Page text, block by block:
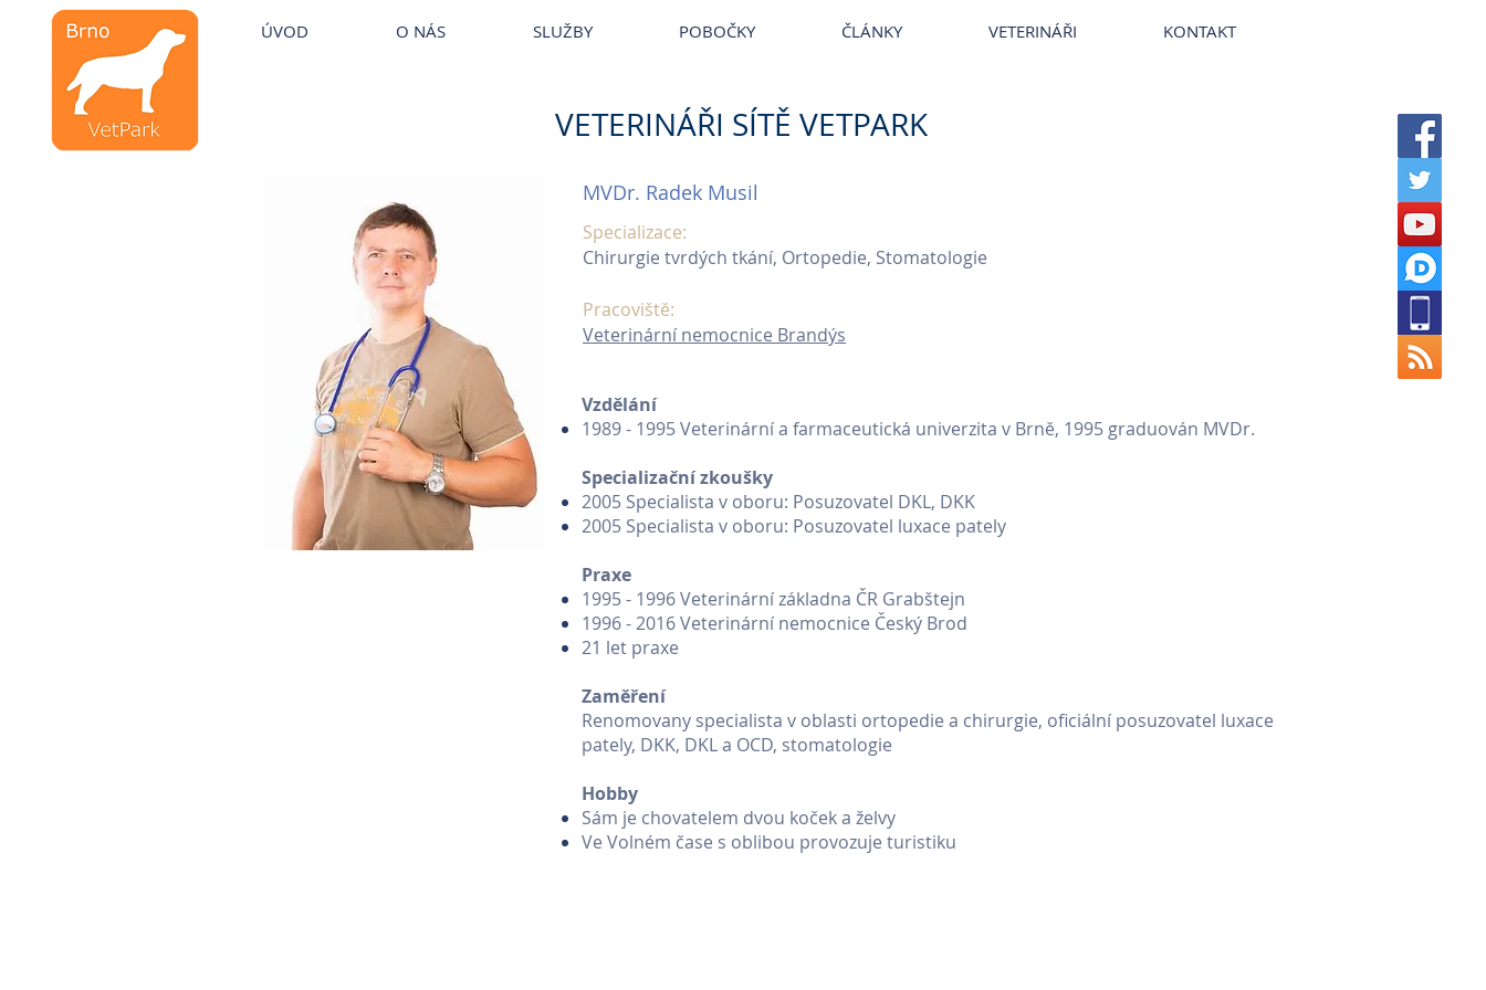
Veterinární klinika
ÚVOD O NÁS SLUŽBY POBOČKY ČLÁNKY VETERINÁŘI KONTAKT
VETERINÁŘI SÍTĚ VETPARK
MVDr. Radek Musil
Specializace:
Chirurgie tvrdých tkání, Ortopedie, Stomatologie
Pracoviště:
Veterinární nemocnice Brandýs
Vzdělání
1989 - 1995 Veterinární a farmaceutická univerzita v Brně, 1995 graduován MVDr.
Specializační zkoušky
2005 Specialista v oboru: Posuzovatel DKL, DKK
2005 Specialista v oboru: Posuzovatel luxace pately
Praxe
1995 - 1996 Veterinární základna ČR Grabštejn
1996 - 2016 Veterinární nemocnice Český Brod
21 let praxe
Zaměření
Renomovany specialista v oblasti ortopedie a chirurgie, oficiální posuzovatel luxace
pately, DKK, DKL a OCD, stomatologie
Hobby
Sám je chovatelem dvou koček a želvy
Ve Volném čase s oblibou provozuje turistiku